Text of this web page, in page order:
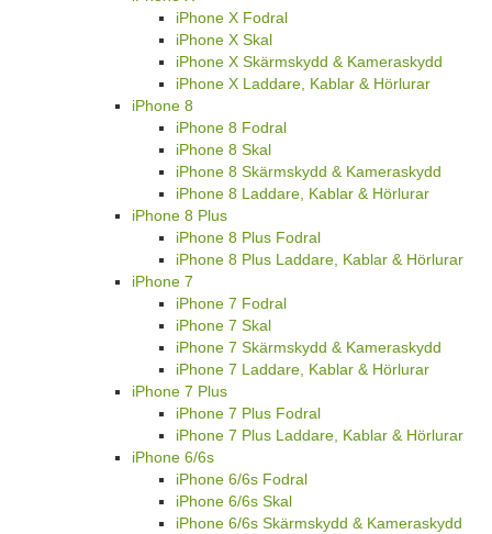
iPhone X Fodral
iPhone X Skal
iPhone X Skärmskydd & Kameraskydd
iPhone X Laddare, Kablar & Hörlurar
iPhone 8
iPhone 8 Fodral
iPhone 8 Skal
iPhone 8 Skärmskydd & Kameraskydd
iPhone 8 Laddare, Kablar & Hörlurar
iPhone 8 Plus
iPhone 8 Plus Fodral
iPhone 8 Plus Laddare, Kablar & Hörlurar
iPhone 7
iPhone 7 Fodral
iPhone 7 Skal
iPhone 7 Skärmskydd & Kameraskydd
iPhone 7 Laddare, Kablar & Hörlurar
iPhone 7 Plus
iPhone 7 Plus Fodral
iPhone 7 Plus Laddare, Kablar & Hörlurar
iPhone 6/6s
iPhone 6/6s Fodral
iPhone 6/6s Skal
iPhone 6/6s Skärmskydd & Kameraskydd